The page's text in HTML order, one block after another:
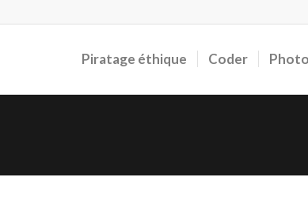
Piratage éthique Coder